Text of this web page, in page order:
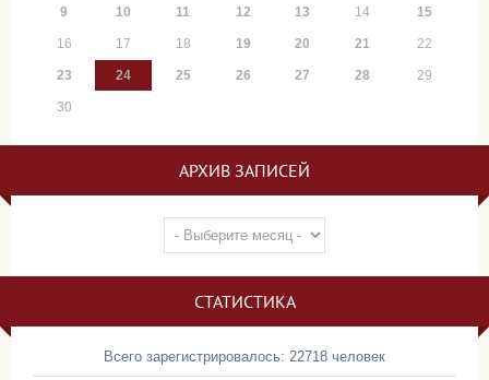
9 10 11 12 13 14 15
16 17 18 19 20 21 22
23 24 25 26 27 28 29
30
АРХИВ ЗАПИСЕЙ
СТАТИСТИКА
Всего зарегистрировалось: 22718 человек